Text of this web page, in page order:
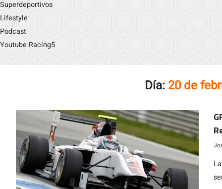
Superdeportivos
Lifestyle
Podcast
Youtube Racing5
Día: 20 de